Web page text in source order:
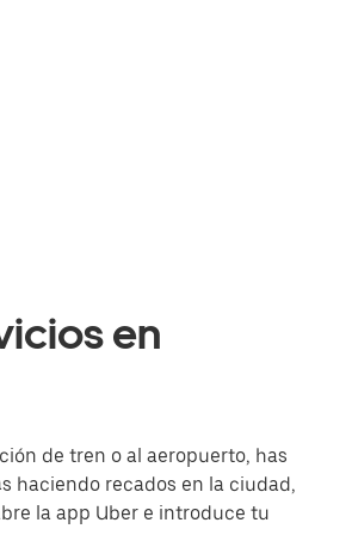
en
de tren o al aeropuerto, has
haciendo recados en la ciudad,
la app Uber e introduce tu